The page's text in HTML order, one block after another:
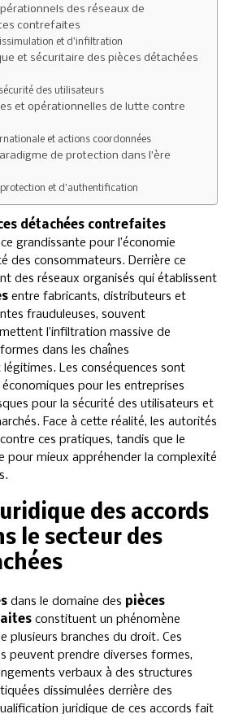
des réseaux de
contrefaites
et d’infiltration
et sécuritaire des pièces détachées
des utilisateurs
et opérationnelles de lutte contre
et actions coordonnées
de protection dans l’ère
protection et d’authentification
détachées contrefaites
grandissante pour l’économie
des consommateurs. Derrière ce
des réseaux organisés qui établissent
entre fabricants, distributeurs et
frauduleuses, souvent
l’infiltration massive de
dans les chaînes
Les conséquences sont
pour les entreprises
pour la sécurité des utilisateurs et
Face à cette réalité, les autorités
ces pratiques, tandis que le
pour mieux appréhender la complexité
des accords
le secteur des
dans le domaine des pièces
constituent un phénomène
plusieurs branches du droit. Ces
peuvent prendre diverses formes,
verbaux à des structures
dissimulées derrière des
juridique de ces accords fait